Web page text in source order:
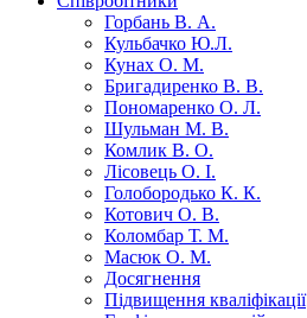
Горбань В. А.
Кульбачко Ю.Л.
Кунах О. М.
Бригадиренко В. В.
Пономаренко О. Л.
Шульман М. В.
Комлик В. О.
Лісовець О. І.
Голобородько К. К.
Котович О. В.
Коломбар Т. М.
Масюк О. М.
Досягнення
Підвищення кваліфікації